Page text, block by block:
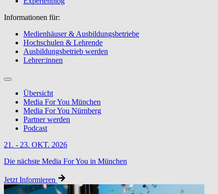
Informationen für:
Medienhäuser & Ausbildungsbetriebe
Hochschulen & Lehrende
Ausbildungsbetrieb werden
Lehrer:innen
Übersicht
Media For You München
Media For You Nürnberg
Partner werden
Podcast
21. - 23. OKT. 2026
Die nächste Media For You in München
Jetzt Informieren